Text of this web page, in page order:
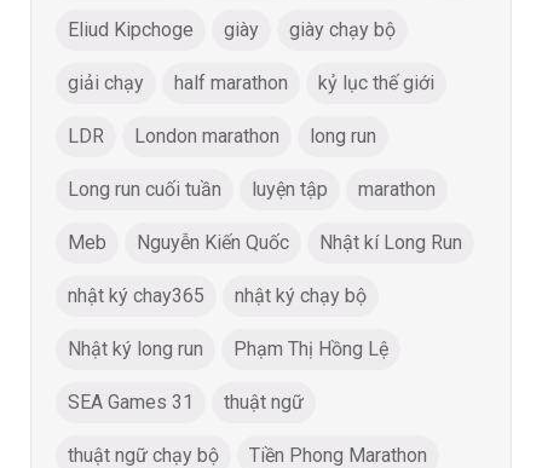
Eliud Kipchoge giày giày chạy bộ
giải chạy half marathon kỷ lục thế giới
LDR London marathon long run
Long run cuối tuần luyện tập marathon
Meb Nguyễn Kiến Quốc Nhật kí Long Run
nhật ký chay365 nhật ký chạy bộ
Nhật ký long run Phạm Thị Hồng Lệ
SEA Games 31 thuật ngữ
thuật ngữ chạy bộ Tiền Phong Marathon